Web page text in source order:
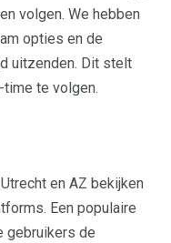
volgen. We hebben
opties en de
uitzenden. Dit stelt
te volgen.
en AZ bekijken
Een populaire
gebruikers de